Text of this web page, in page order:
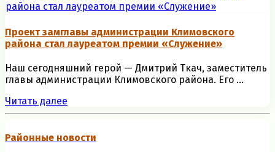
Проект замглавы администрации Климовского
района стал лауреатом премии «Служение»
Наш сегодняшний герой — Дмитрий Ткач, заместитель
главы администрации Климовского района. Его ...
Читать далее
Районные новости